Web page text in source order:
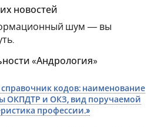
новостей
шум — вы
«Андрология»
кодов: наименование
ОКПДТР и ОКЗ, вид поручаемой
профессии.»